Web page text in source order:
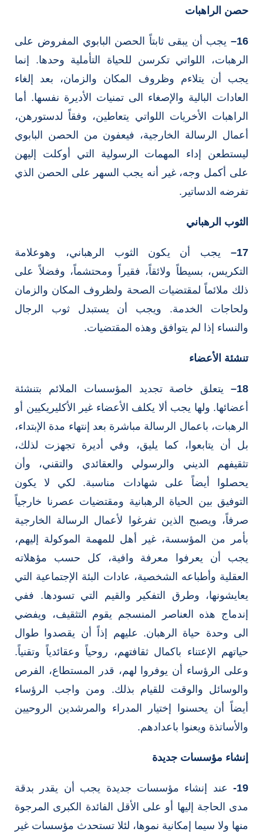
حصن الراهبات
16
– يجب أن يبقى ثابتاً الحصن البابوي المفروض على
الرهبات، اللواتي تكرسن للحياة التأملية وحدها. إنما
يجب أن يتلاءم وظروف المكان والزمان، بعد إلغاء
العادات البالية والإصغاء الى تمنيات الأديرة نفسها. أما
الراهبات الأخريات اللواتي يتعاطين، وفقاً لدستورهن،
أعمال الرسالة الخارجية، فيعفون من الحصن البابوي
ليستطعن إداء المهمات الرسولية التي أوكلت إليهن
على أكمل وجه، غير أنه يجب السهر على الحصن الذي
تفرضه الدساتير.
الثوب الرهباني
17
– يجب أن يكون الثوب الرهباني، وهوعلامة
التكريس، بسيطاً ولائقاً، فقيراً ومحتشماً، وفضلاً على
ذلك ملائماً لمقتضيات الصحة ولظروف المكان والزمان
ولحاجات الخدمة. ويجب أن يستبدل ثوب الرجال
والنساء إذا لم يتوافق وهذه المقتضيات.
تنشئة الأعضاء
18
– يتعلق خاصة تجديد المؤسسات الملائم بتنشئة
أعضائها. ولها يجب ألا يكلف الأعضاء غير الأكليريكيين أو
الرهبات، باعمال الرسالة مباشرة بعد إنتهاء مدة الإبتداء،
بل أن يتابعوا، كما يليق، وفي أديرة تجهزت لذلك،
تثقيفهم الديني والرسولي والعقائدي والتقني، وأن
يحصلوا أيضاً على شهادات مناسبة. لكي لا يكون
التوفيق بين الحياة الرهبانية ومقتضيات عصرنا خارجياً
صرفاً، ويصبح الذين تفرغوا لأعمال الرسالة الخارجية
بأمر من المؤسسة، غير أهل للمهمة الموكولة إليهم،
يجب أن يعرفوا معرفة وافية، كل حسب مؤهلاته
العقلية وأطباعه الشخصية، عادات البئة الإجتماعية التي
يعايشونها، وطرق التفكير والقيم التي تسودها. ففي
إندماج هذه العناصر المنسجم يقوم التثقيف، ويفضي
الى وحدة حياة الرهبان. عليهم إذاً أن يقصدوا طوال
حياتهم الإعتناء باكمال ثقافتهم، روحياً وعقائدياً وتقنياً.
وعلى الرؤساء أن يوفروا لهم، قدر المستطاع، الفرص
والوسائل والوقت للقيام بذلك. ومن واجب الرؤساء
أيضاً أن يحسنوا إختيار المدراء والمرشدين الروحيين
والأساتذة ويعنوا باعدادهم.
إنشاء مؤسسات جديدة
19-
عند إنشاء مؤسسات جديدة يجب أن يقدر بدقة
مدى الحاجة إليها أو على الأقل الفائدة الكبرى المرجوة
منها ولا سيما إمكانية نموها، لئلا تستحدث مؤسسات غير